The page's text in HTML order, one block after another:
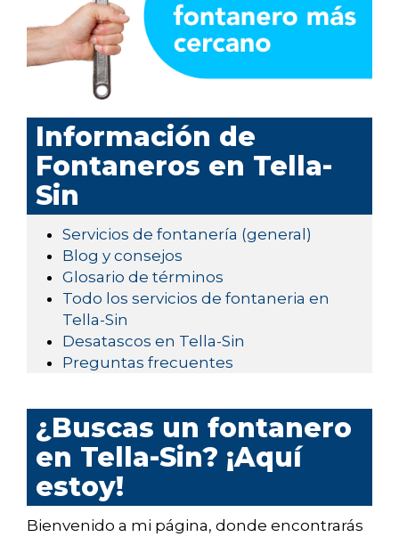
Información de
Fontaneros en Tella-
Sin
Servicios de fontanería (general)
Blog y consejos
Glosario de términos
Todo los servicios de fontaneria en
Tella-Sin
Desatascos en Tella-Sin
Preguntas frecuentes
¿Buscas un fontanero
en Tella-Sin? ¡Aquí
estoy!
Bienvenido a mi página, donde encontrarás